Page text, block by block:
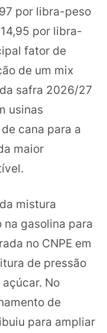
por libra-peso
por libra-
fator de
de um mix
safra 2026/27
usinas
cana para a
maior
mistura
gasolina para
no CNPE em
de pressão
No
de
para ampliar